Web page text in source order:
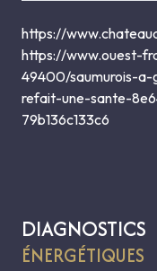
https://
https://www.ouest-
49400/saumurois-
refait-une-sante-
79b136c133c6
DIAGNOSTICS
ÉNERGÉTIQUES